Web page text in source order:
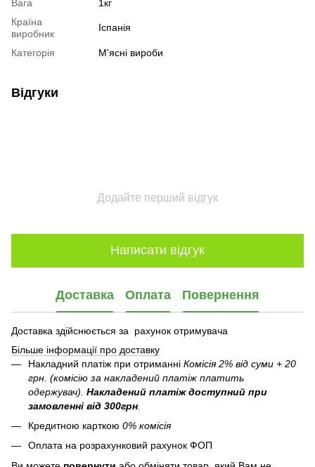
Вага
1кг
Країна
виробник
Іспанія
Категорія М'ясні вироби
Відгуки
Додайте перший відгук
Написати відгук
Доставка Оплата Повернення
Доставка здійснюється за рахунок отримувача
Більше інформації про доставку
Накладний платіж при отриманні Комісія 2% від суми + 20
грн. (комісію за накладений платіж платить
одержувач). Накладений платіж доступний при
замовленні від 300грн
Кредитною карткою 0% комісія
Оплата на розрахунковий рахунок ФОП